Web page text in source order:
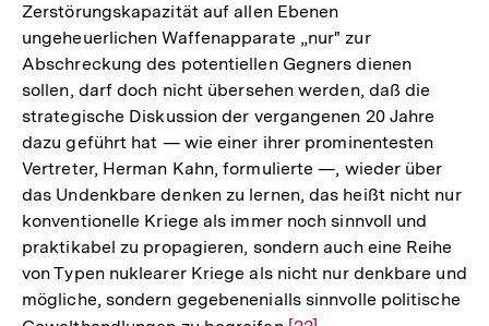
Zerstörungskapazität auf allen Ebenen
ungeheuerlichen Waffenapparate „nur" zur
Abschreckung des potentiellen Gegners dienen
sollen, darf doch nicht übersehen werden, daß die
strategische Diskussion der vergangenen 20 Jahre
dazu geführt hat — wie einer ihrer prominentesten
Vertreter, Herman Kahn, formulierte —, wieder über
das Undenkbare denken zu lernen, das heißt nicht nur
konventionelle Kriege als immer noch sinnvoll und
praktikabel zu propagieren, sondern auch eine Reihe
von Typen nuklearer Kriege als nicht nur denkbare und
mögliche, sondern gegebenenialls sinnvolle politische